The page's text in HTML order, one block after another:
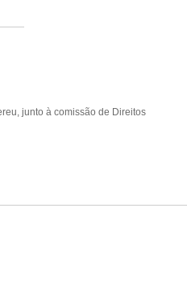
junto à comissão de Direitos